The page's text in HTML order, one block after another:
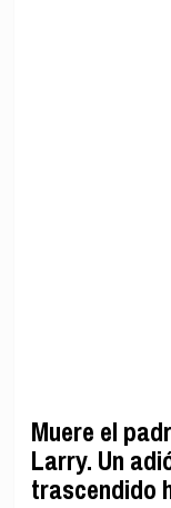
Muere el
Larry. Un
trascendido